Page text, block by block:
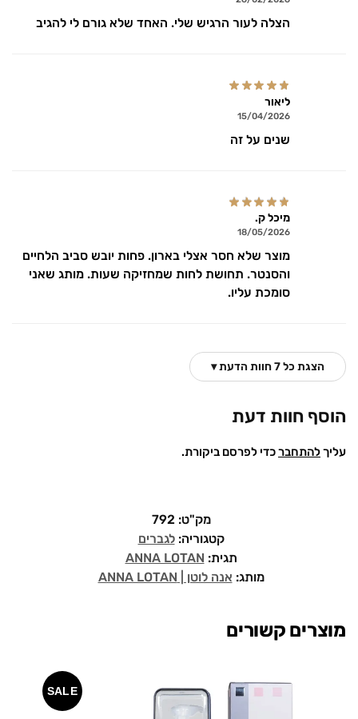
הצלה לעור הרגיש שלי. האחד שלא גורם לי להגיב
ליאור
15/04/2026
שנים על זה
מיכל ק.
18/05/2026
מוצר שלא חסר אצלי בארון. פחות יובש סביב הלחיים
והסנטר. תחושת לחות שמחזיקה שעות. מותג שאני
סומכת עליו.
הצגת כל 7 חוות הדעת ▾
הוסף חוות דעת
עליךלהתחברכדי לפרסם ביקורת.
מק"ט:792
קטגוריה:לגברים
תגית: ANNA LOTAN
מותג: אנה לוטן | ANNA LOTAN
מוצרים קשורים
SALE